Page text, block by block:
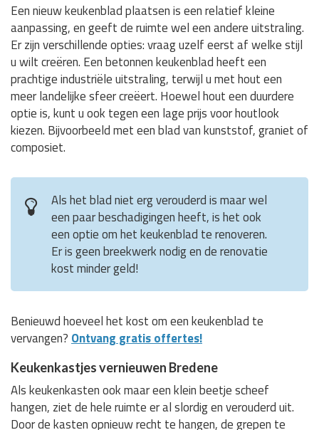
Een nieuw keukenblad plaatsen is een relatief kleine
aanpassing, en geeft de ruimte wel een andere uitstraling.
Er zijn verschillende opties: vraag uzelf eerst af welke stijl
u wilt creëren. Een betonnen keukenblad heeft een
prachtige industriële uitstraling, terwijl u met hout een
meer landelijke sfeer creëert. Hoewel hout een duurdere
optie is, kunt u ook tegen een lage prijs voor houtlook
kiezen. Bijvoorbeeld met een blad van kunststof, graniet of
composiet.
Als het blad niet erg verouderd is maar wel
een paar beschadigingen heeft, is het ook
een optie om het keukenblad te renoveren.
Er is geen breekwerk nodig en de renovatie
kost minder geld!
Benieuwd hoeveel het kost om een keukenblad te
vervangen? Ontvang gratis offertes!
Keukenkastjes vernieuwen Bredene
Als keukenkasten ook maar een klein beetje scheef
hangen, ziet de hele ruimte er al slordig en verouderd uit.
Door de kasten opnieuw recht te hangen, de grepen te